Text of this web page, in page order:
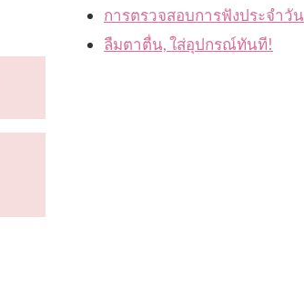
การตรวจสอบการฟังประจำวัน
ลืมตาตื่น, ใส่อุปกรณ์ทันที!